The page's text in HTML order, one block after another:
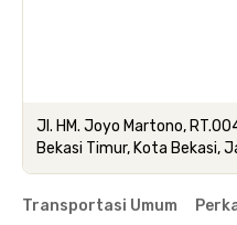
Jl. HM. Joyo Martono,
Bekasi Timur, Kota Bekasi,
Transportasi Umum